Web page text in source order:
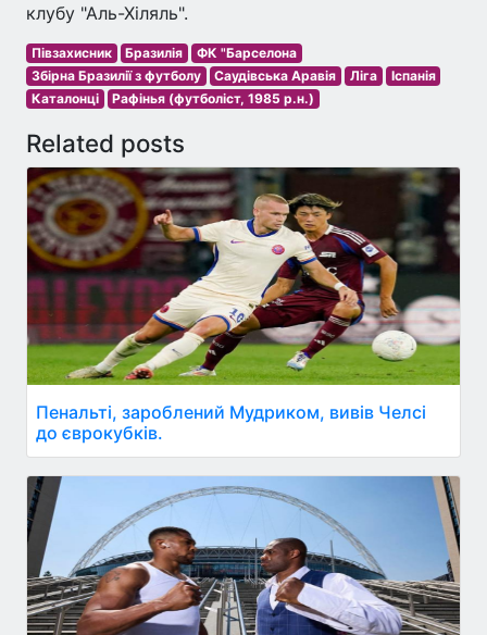
клубу "Аль-Хіляль".
Півзахисник Бразилія
ФК "Барселона
Збірна Бразилії з футболу
Саудівська Аравія Ліга
Іспанія
Каталонці
Рафінья (футболіст, 1985 р.н.)
Related posts
Пенальті, зароблений Мудриком, вивів Челсі
до єврокубків.